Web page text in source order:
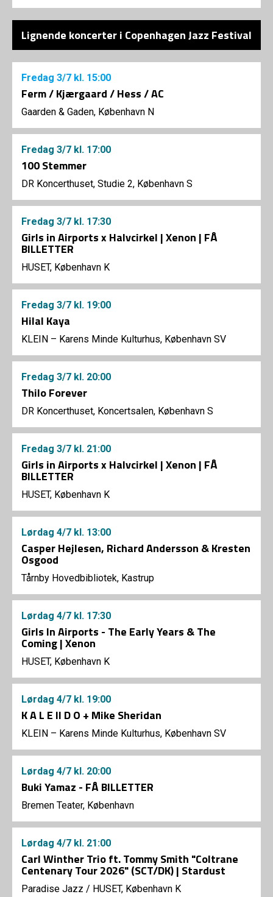
Lignende koncerter i Copenhagen Jazz Festival
Fredag 3/7 kl. 15:00
Ferm / Kjærgaard / Hess / AC
Gaarden & Gaden, København N
Fredag 3/7 kl. 17:00
100 Stemmer
DR Koncerthuset, Studie 2, København S
Fredag 3/7 kl. 17:30
Girls in Airports x Halvcirkel | Xenon | FÅ
BILLETTER
HUSET, København K
Fredag 3/7 kl. 19:00
Hilal Kaya
KLEIN – Karens Minde Kulturhus, København SV
Fredag 3/7 kl. 20:00
Thilo Forever
DR Koncerthuset, Koncertsalen, København S
Fredag 3/7 kl. 21:00
Girls in Airports x Halvcirkel | Xenon | FÅ
BILLETTER
HUSET, København K
Lørdag 4/7 kl. 13:00
Casper Hejlesen, Richard Andersson & Kresten
Osgood
Tårnby Hovedbibliotek, Kastrup
Lørdag 4/7 kl. 17:30
Girls In Airports - The Early Years & The
Coming | Xenon
HUSET, København K
Lørdag 4/7 kl. 19:00
K A L E II D O + Mike Sheridan
KLEIN – Karens Minde Kulturhus, København SV
Lørdag 4/7 kl. 20:00
Buki Yamaz - FÅ BILLETTER
Bremen Teater, København
Lørdag 4/7 kl. 21:00
Carl Winther Trio ft. Tommy Smith "Coltrane
Centenary Tour 2026" (SCT/DK) | Stardust
Paradise Jazz / HUSET, København K